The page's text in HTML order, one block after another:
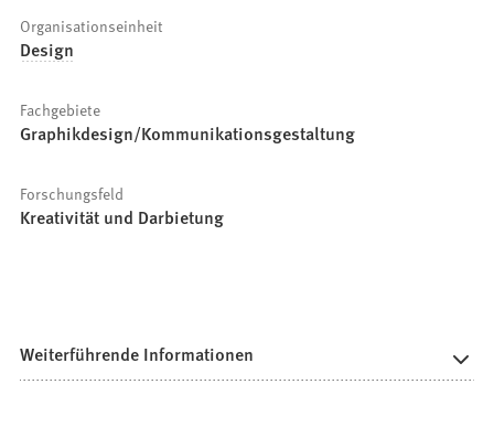
Organisationseinheit
Design
Fachgebiete
Graphikdesign/Kommunikationsgestaltung
Forschungsfeld
Kreativität und Darbietung
Weiterführende Informationen